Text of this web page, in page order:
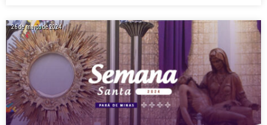
26 de março de 2024